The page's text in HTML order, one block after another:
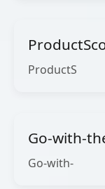
ProductS
Go-with-
Go-with-